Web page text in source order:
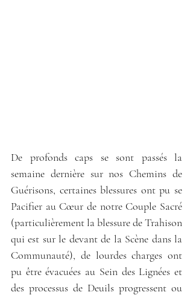
De profonds caps se sont passés la
semaine dernière sur nos Chemins de
Guérisons, certaines blessures ont pu se
Pacifier au Cœur de notre Couple Sacré
(particulièrement la blessure de Trahison
qui est sur le devant de la Scène dans la
Communauté), de lourdes charges ont
pu être évacuées au Sein des Lignées et
des processus de Deuils progressent ou